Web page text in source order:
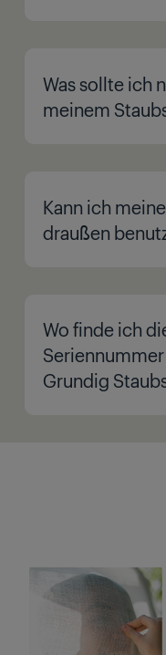
Was sollte ich
meinem
Kann ich
draußen
Wo finde ich
Grundig